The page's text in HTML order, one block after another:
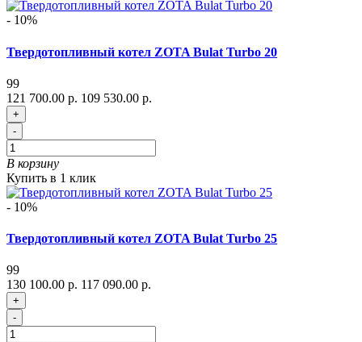
- 10%
Твердотопливный котел ZOTA Bulat Turbo 20
99
121 700.00 р. 109 530.00 р.
+
-
В корзину
Купить в 1 клик
- 10%
Твердотопливный котел ZOTA Bulat Turbo 25
99
130 100.00 р. 117 090.00 р.
+
-